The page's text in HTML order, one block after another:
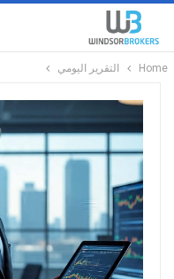
Home التقرير اليومي